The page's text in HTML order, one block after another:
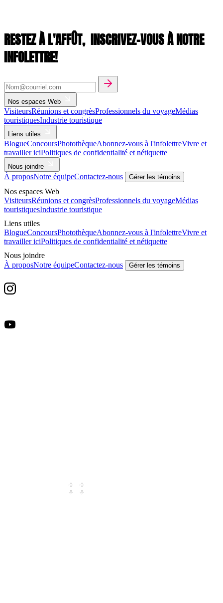
RESTEZ À L'AFFÛT, INSCRIVEZ-VOUS À NOTRE
INFOLETTRE!
Nos espaces Web
VisiteursRéunions et congrèsProfessionnels du voyageMédias
touristiquesIndustrie touristique
Liens utiles
BlogueConcoursPhotothèqueAbonnez-vous à l'infolettreVivre et
travailler iciPolitiques de confidentialité et nétiquette
Nous joindre
À proposNotre équipeContactez-nous Gérer les témoins
Nos espaces Web
VisiteursRéunions et congrèsProfessionnels du voyageMédias
touristiquesIndustrie touristique
Liens utiles
BlogueConcoursPhotothèqueAbonnez-vous à l'infolettreVivre et
travailler iciPolitiques de confidentialité et nétiquette
Nous joindre
À proposNotre équipeContactez-nous Gérer les témoins